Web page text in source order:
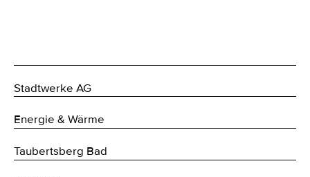
Stadtwerke AG
Energie & Wärme
Taubertsberg Bad